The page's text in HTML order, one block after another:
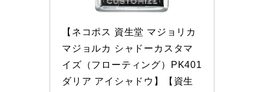
【ネコポス 資生堂 マジョリカ
マジョルカ シャドーカスタマ
イズ（フローティング）PK401
ダリア アイシャドウ】【資生